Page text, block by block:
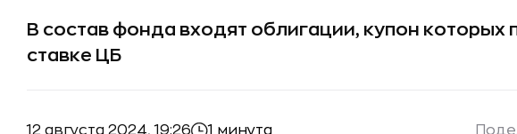
В состав фонда входят облигации, купон которых
ставке ЦБ
12 августа 2024, 19:26 1 минута